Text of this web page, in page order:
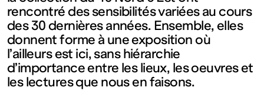
Trinitaires
57000
Metz
rencontré des sensibilités variées au cours
des 30 dernières années. Ensemble, elles
donnent forme à une exposition où
l’ailleurs est ici, sans hiérarchie
d’importance entre les lieux, les oeuvres et
les lectures que nous en faisons.